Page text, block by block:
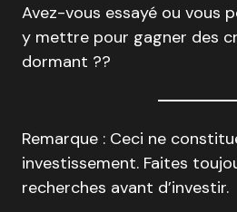
Avez-vous essayé ou vous
y mettre pour gagner des
dormant ??
Remarque : Ceci ne
investissement. Faites
recherches avant d’investir.